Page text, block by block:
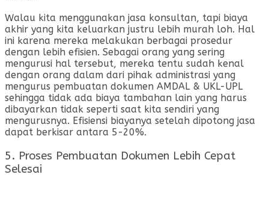
Walau kita menggunakan jasa konsultan, tapi biaya
akhir yang kita keluarkan justru lebih murah loh. Hal
ini karena mereka melakukan berbagai prosedur
dengan lebih efisien. Sebagai orang yang sering
mengurusi hal tersebut, mereka tentu sudah kenal
dengan orang dalam dari pihak administrasi yang
mengurus pembuatan dokumen AMDAL & UKL-UPL
sehingga tidak ada biaya tambahan lain yang harus
dibayarkan tidak seperti saat kita sendiri yang
mengurusnya. Efisiensi biayanya setelah dipotong jasa
dapat berkisar antara 5-20%.
5. Proses Pembuatan Dokumen Lebih Cepat
Selesai